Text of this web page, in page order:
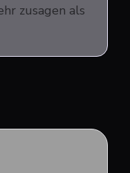
zusagen als